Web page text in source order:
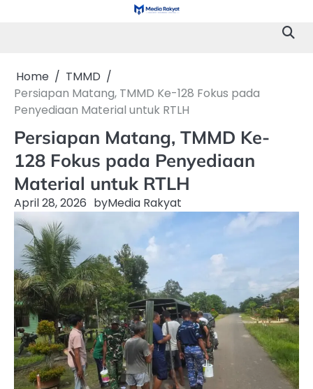
Home
TMMD
Persiapan Matang, TMMD Ke-128 Fokus pada
Penyediaan Material untuk RTLH
Persiapan Matang, TMMD Ke-
128 Fokus pada Penyediaan
Material untuk RTLH
April 28, 2026 byMedia Rakyat